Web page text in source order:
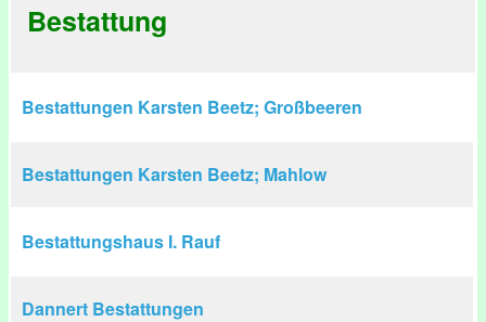
Bestattung
Bestattungen Karsten Beetz; Großbeeren
Bestattungen Karsten Beetz; Mahlow
Bestattungshaus I. Rauf
Dannert Bestattungen